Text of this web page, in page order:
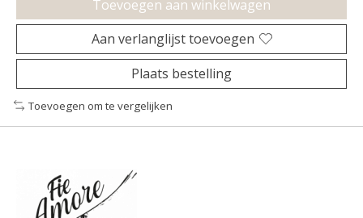
Toevoegen aan winkelwagen
Aan verlanglijst toevoegen
Plaats bestelling
Toevoegen om te vergelijken